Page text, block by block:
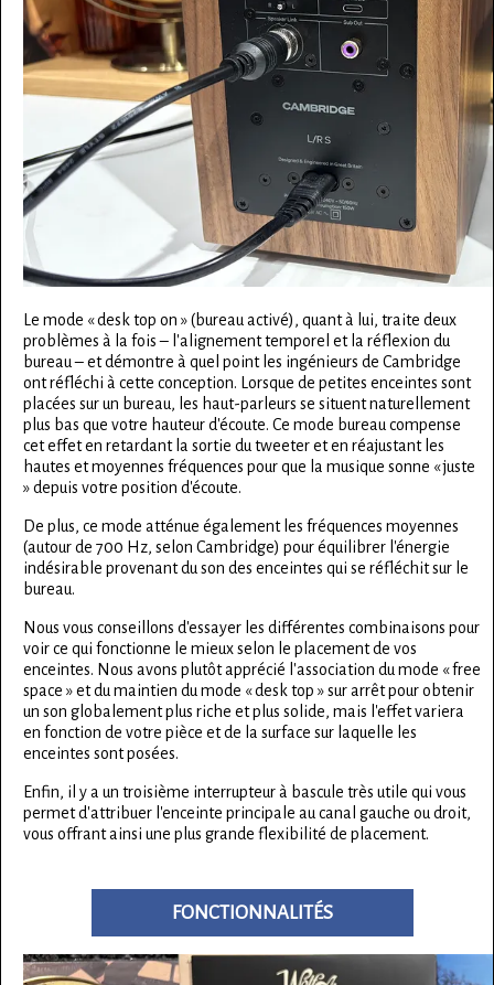
Le mode « desk top on » (bureau activé), quant à lui, traite deux
problèmes à la fois – l'alignement temporel et la réflexion du
bureau – et démontre à quel point les ingénieurs de Cambridge
ont réfléchi à cette conception. Lorsque de petites enceintes sont
placées sur un bureau, les haut-parleurs se situent naturellement
plus bas que votre hauteur d'écoute. Ce mode bureau compense
cet effet en retardant la sortie du tweeter et en réajustant les
hautes et moyennes fréquences pour que la musique sonne « juste
» depuis votre position d'écoute.
De plus, ce mode atténue également les fréquences moyennes
(autour de 700 Hz, selon Cambridge) pour équilibrer l'énergie
indésirable provenant du son des enceintes qui se réfléchit sur le
bureau.
Nous vous conseillons d'essayer les différentes combinaisons pour
voir ce qui fonctionne le mieux selon le placement de vos
enceintes. Nous avons plutôt apprécié l'association du mode « free
space » et du maintien du mode « desk top » sur arrêt pour obtenir
un son globalement plus riche et plus solide, mais l'effet variera
en fonction de votre pièce et de la surface sur laquelle les
enceintes sont posées.
Enfin, il y a un troisième interrupteur à bascule très utile qui vous
permet d'attribuer l'enceinte principale au canal gauche ou droit,
vous offrant ainsi une plus grande flexibilité de placement.
FONCTIONNALITÉS